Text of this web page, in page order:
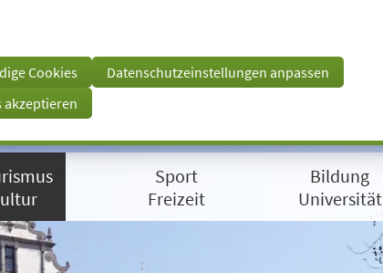
Cookies
Datenschutzeinstellungen anpassen
akzeptieren
Sport
Freizeit
Bildung
Universität